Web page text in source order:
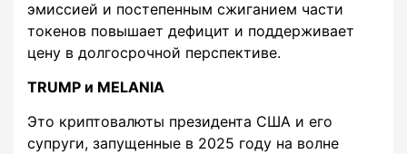
эмиссией и постепенным сжиганием части
токенов повышает дефицит и поддерживает
цену в долгосрочной перспективе.
TRUMP и MELANIA
Это криптовалюты президента США и его
супруги, запущенные в 2025 году на волне